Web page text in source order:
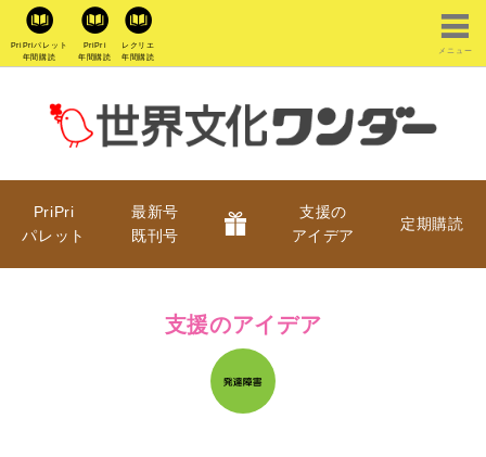
PriPriパレット
年間購読
PriPri
年間購読
レクリエ
年間購読
メニュー
PriPri
パレット
最新号
既刊号
支援の
アイデア
定期購読
支援のアイデア